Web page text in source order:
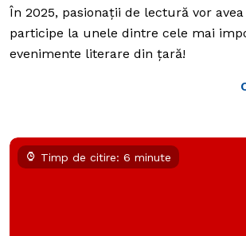
În 2025, pasionații de lectură vor avea
participe la unele dintre cele mai
evenimente literare din țară!
Timp de citire: 6 minute